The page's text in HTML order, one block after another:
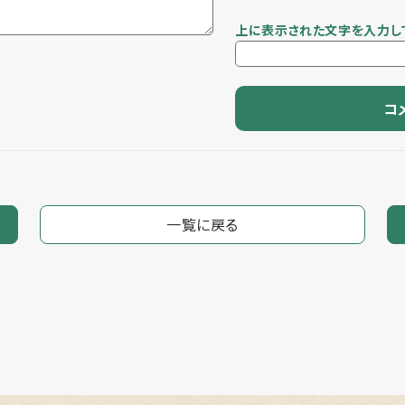
上に表示された文字を入力し
一覧に戻る